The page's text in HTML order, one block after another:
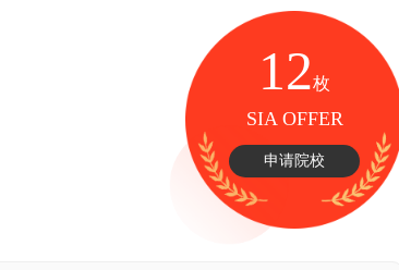
12枚
SIA OFFER
申请院校